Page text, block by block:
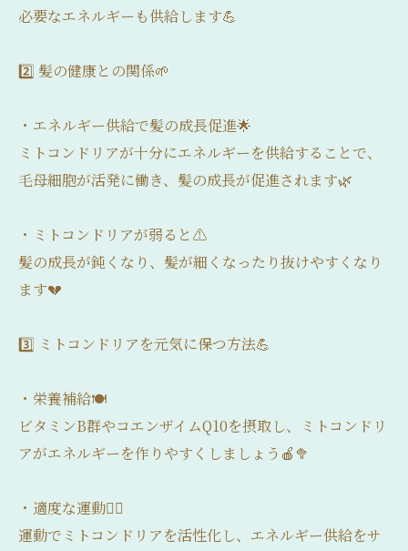
必要なエネルギーも供給します💪
2️⃣ 髪の健康との関係🌱
・エネルギー供給で髪の成長促進🌟
ミトコンドリアが十分にエネルギーを供給することで、
毛母細胞が活発に働き、髪の成長が促進されます🌿
・ミトコンドリアが弱ると⚠️
髪の成長が鈍くなり、髪が細くなったり抜けやすくなり
ます💔
3️⃣ ミトコンドリアを元気に保つ方法💪
・栄養補給🍽️
ビタミンB群やコエンザイムQ10を摂取し、ミトコンドリ
アがエネルギーを作りやすくしましょう🍎🥦
・適度な運動🏃‍♂️
運動でミトコンドリアを活性化し、エネルギー供給をサ